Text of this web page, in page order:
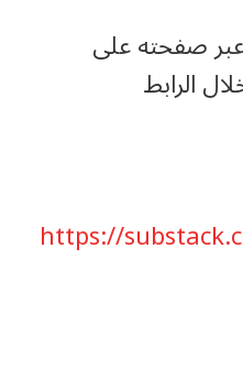
صفحته على
https://